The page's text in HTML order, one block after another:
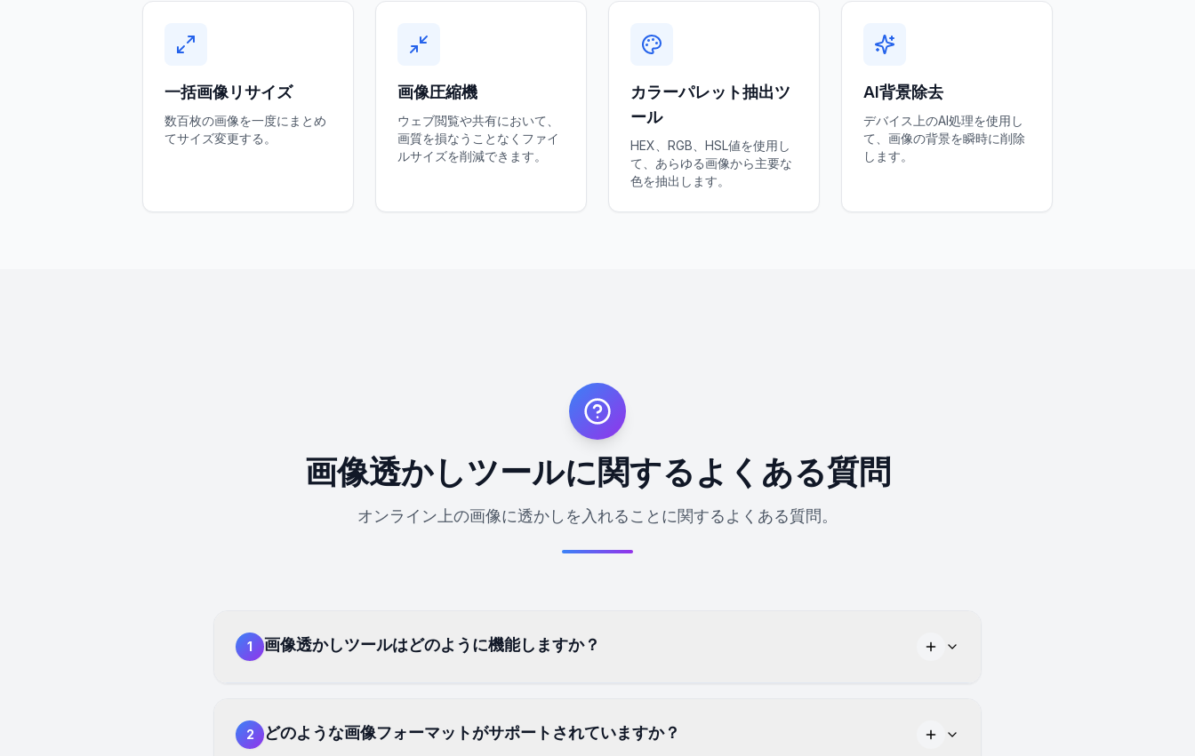
一括画像リサイズ
数百枚の画像を一度にまとめ
てサイズ変更する。
画像圧縮機
ウェブ閲覧や共有において、
画質を損なうことなくファイ
ルサイズを削減できます。
カラーパレット抽出ツ
ール
HEX、RGB、HSL値を使用し
て、あらゆる画像から主要な
色を抽出します。
AI背景除去
デバイス上のAI処理を使用し
て、画像の背景を瞬時に削除
します。
画像透かしツールに関するよくある質問
オンライン上の画像に透かしを入れることに関するよくある質問。
1 画像透かしツールはどのように機能しますか？
2 どのような画像フォーマットがサポートされていますか？